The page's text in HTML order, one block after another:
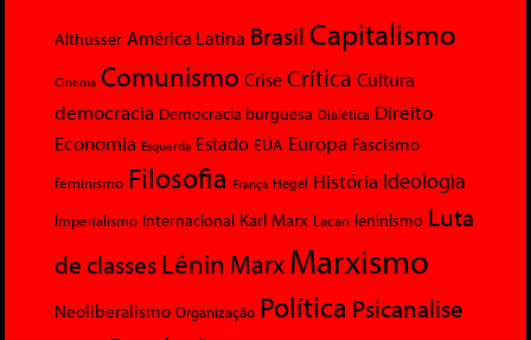
Althusser América Latina Brasil Capitalismo
Cinema Comunismo Crise Crítica Cultura
democracia Democracia burguesa Dialética Direito
Economia Esquerda Estado EUA Europa Fascismo
feminismo Filosofia França Hegel História Ideologia
Imperialismo Internacional Karl Marx Lacan leninismo Luta
de classesLênin MarxMarxismo
Neoliberalismo Organização Política Psicanalise